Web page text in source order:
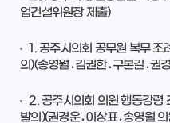
업건설위원장 제출)
1. 공주시의회 공무원 복무 조
의)(송영월․김권한․구본길․권
2. 공주시의회 의원 행동강령
발의)(권경운․이상표․송영월